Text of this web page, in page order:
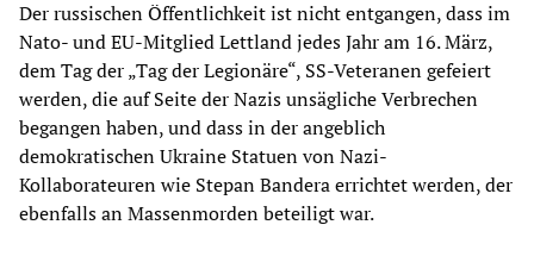
Der russischen Öffentlichkeit ist nicht entgangen, dass im
Nato- und EU-Mitglied Lettland jedes Jahr am 16. März,
dem Tag der „Tag der Legionäre“, SS-Veteranen gefeiert
werden, die auf Seite der Nazis unsägliche Verbrechen
begangen haben, und dass in der angeblich
demokratischen Ukraine Statuen von Nazi-
Kollaborateuren wie Stepan Bandera errichtet werden, der
ebenfalls an Massenmorden beteiligt war.